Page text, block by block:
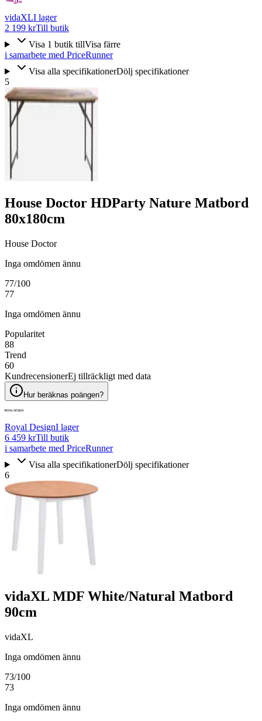
vidaXLI lager
2 199 krTill butik
Visa 1 butik tillVisa färre
i samarbete med PriceRunner
Visa alla specifikationerDölj specifikationer
5
House Doctor HDParty Nature Matbord
80x180cm
House Doctor
Inga omdömen ännu
77/100
77
Inga omdömen ännu
Popularitet
88
Trend
60
KundrecensionerEj tillräckligt med data
Hur beräknas poängen?
Royal DesignI lager
6 459 krTill butik
i samarbete med PriceRunner
Visa alla specifikationerDölj specifikationer
6
vidaXL MDF White/Natural Matbord
90cm
vidaXL
Inga omdömen ännu
73/100
73
Inga omdömen ännu